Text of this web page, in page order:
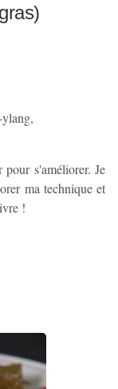
s'améliorer. Je
ma technique et
!